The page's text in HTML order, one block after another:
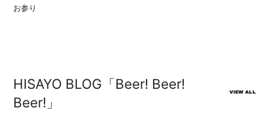
お参り
HISAYO BLOG「Beer! Beer!
Beer!」
VIEW ALL